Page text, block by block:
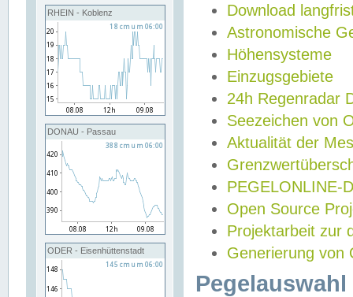
RHEIN - Koblenz
DONAU - Passau
ODER - Eisenhüttenstadt
Download
Astronomische
Höhensysteme
Einzugsgebiete
24h Regenradar
Seezeichen von
Aktualität der
PEGELONLINE-
Open Source
Projektarbeit zur
Generierung von